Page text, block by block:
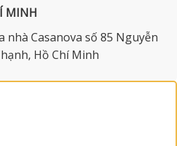
MINH
nhà Casanova số 85 Nguyễn
Hồ Chí Minh